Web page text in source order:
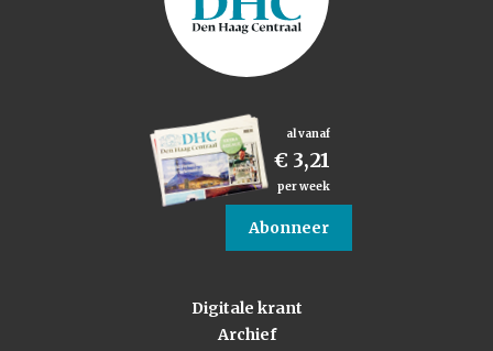
al vanaf
€ 3,21
per week
Abonneer
Digitale krant
Archief